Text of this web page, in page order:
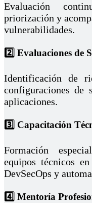
Evaluación
priorización y
vulnerabilidades.
2️⃣ Evaluaciones de
Identificación de
configuraciones de
aplicaciones.
3️⃣ Capacitación
Formación
equipos técnicos
DevSecOps y
4️⃣ Mentoría